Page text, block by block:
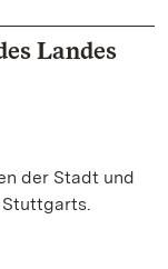
Landes
der Stadt und
Stuttgarts.